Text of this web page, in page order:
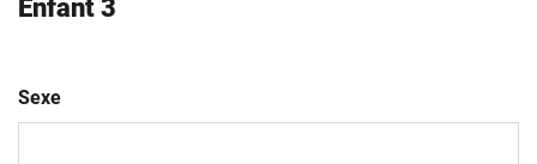
Enfant 3
Sexe